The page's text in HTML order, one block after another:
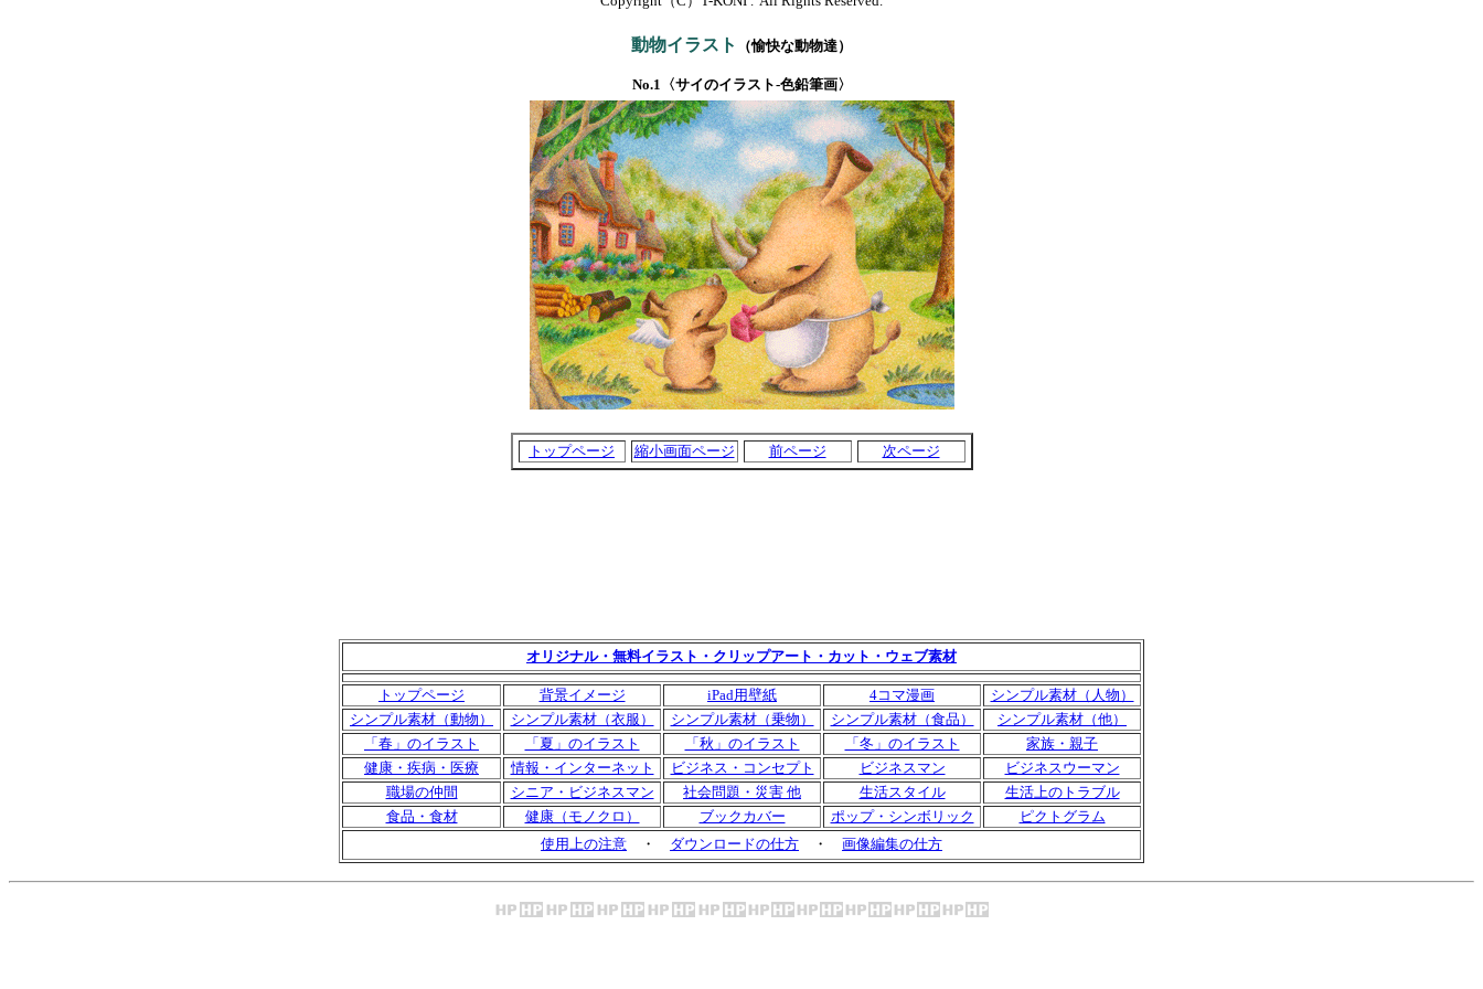
動物イラスト （愉快な動物達）
No.1〈サイのイラスト-色鉛筆画〉
トップページ 縮小画面ページ 前ページ 次ページ
オリジナル・無料イラスト・クリップアート・カット・ウェブ素材
トップページ 背景イメージ iPad用壁紙 4コマ漫画
シンプル素材（人物）
シンプル素材（動物）
シンプル素材（衣服） シンプル素材（乗物） シンプル素材（食品）
シンプル素材（他）
「春」のイラスト
「夏」のイラスト 「秋」のイラスト 「冬」のイラスト
家族・親子
健康・疾病・医療
情報・インターネット ビジネス・コンセプト ビジネスマン
ビジネスウーマン
職場の仲間
シニア・ビジネスマン 社会問題・災害 他 生活スタイル
生活上のトラブル
食品・食材
健康（モノクロ） ブックカバー ポップ・シンボリック
ピクトグラム
使用上の注意 ・ ダウンロードの仕方 ・ 画像編集の仕方